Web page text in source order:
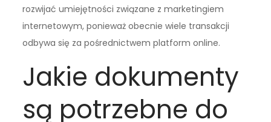
rozwijać umiejętności związane z marketingiem
internetowym, ponieważ obecnie wiele transakcji
odbywa się za pośrednictwem platform online.
Jakie dokumenty
są potrzebne do